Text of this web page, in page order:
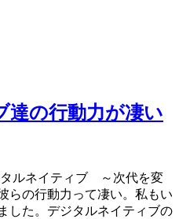
達の行動力が凄い
ルネイティブ ～次代を変
らの行動力って凄い。私もい
した。デジタルネイティブの